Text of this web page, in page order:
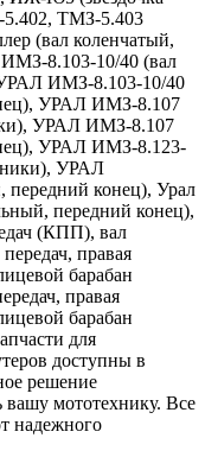
5.402, ТМЗ-5.403
(вал коленчатый,
8.103-10/40 (вал
ИМЗ-8.103-10/40
УРАЛ ИМЗ-8.107
УРАЛ ИМЗ-8.107
УРАЛ ИМЗ-8.123-
УРАЛ
передний конец), Урал
передний конец),
(КПП), вал
правая
барабан
правая
барабан
для
доступны в
решение
мототехнику. Все
надежного